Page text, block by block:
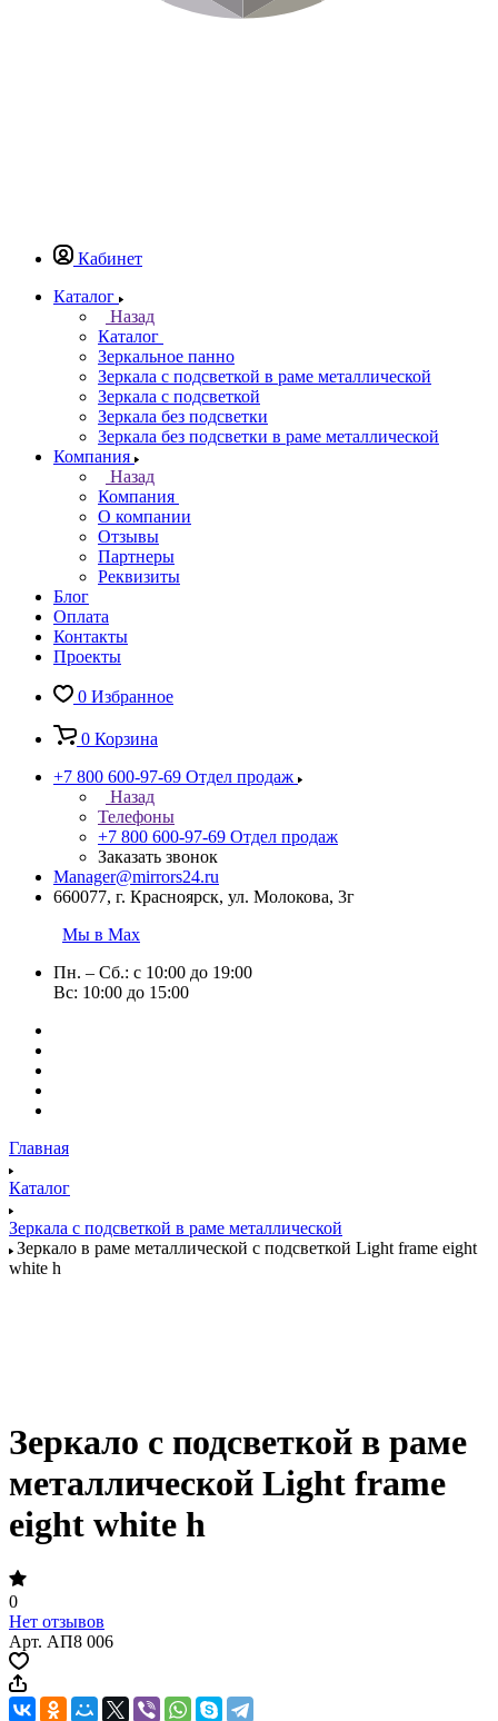
Кабинет
Каталог
Назад
Каталог
Зеркальное панно
Зеркала с подсветкой в раме металлической
Зеркала с подсветкой
Зеркала без подсветки
Зеркала без подсветки в раме металлической
Компания
Назад
Компания
О компании
Отзывы
Партнеры
Реквизиты
Блог
Оплата
Контакты
Проекты
0 Избранное
0 Корзина
+7 800 600-97-69 Отдел продаж
Назад
Телефоны
+7 800 600-97-69 Отдел продаж
Заказать звонок
Manager@mirrors24.ru
660077, г. Красноярск, ул. Молокова, 3г
Мы в Max
Пн. – Сб.: с 10:00 до 19:00
Вс: 10:00 до 15:00
Главная
Каталог
Зеркала с подсветкой в раме металлической
Зеркало в раме металлической с подсветкой Light frame eight
white h
Зеркало с подсветкой в раме
металлической Light frame
eight white h
0
Нет отзывов
Арт. АП8 006